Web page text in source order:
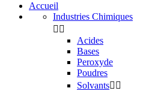
Accueil
Industries Chimiques
 
Acides
Bases
Peroxyde
Poudres
Solvants 